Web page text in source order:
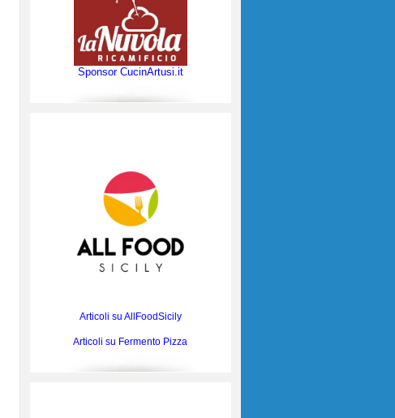
Sponsor CucinArtusi.it
Articoli su AllFoodSicily
Articoli su Fermento Pizza